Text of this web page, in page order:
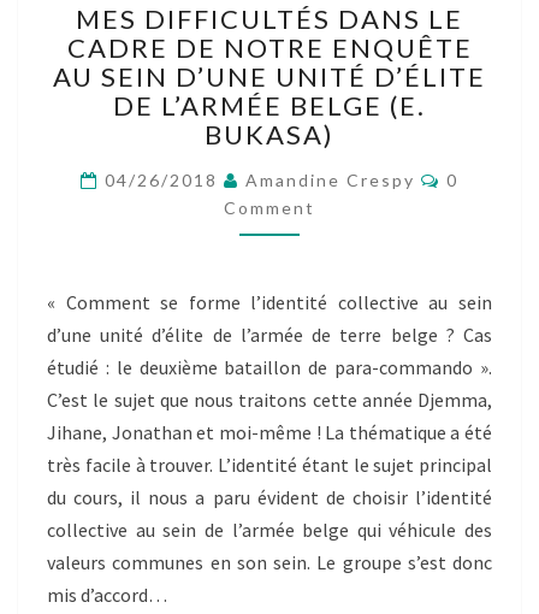
DIFFICULTÉS
DANS
LE
CADRE
DE
NOTRE
ENQUÊTE
AU
SEIN
D’ÉLITE
DE
L’ARMÉE
BELGE
BUKASA)
MES DIFFICULTÉS DANS LE
CADRE DE NOTRE ENQUÊTE
AU SEIN D’UNE UNITÉ D’ÉLITE
DE L’ARMÉE BELGE (E.
BUKASA)
04/26/2018 Amandine Crespy
0
Comment
« Comment se forme l’identité collective au sein
d’une unité d’élite de l’armée de terre belge ? Cas
étudié : le deuxième bataillon de para-commando ».
C’est le sujet que nous traitons cette année Djemma,
Jihane, Jonathan et moi-même ! La thématique a été
très facile à trouver. L’identité étant le sujet principal
du cours, il nous a paru évident de choisir l’identité
collective au sein de l’armée belge qui véhicule des
valeurs communes en son sein. Le groupe s’est donc
mis d’accord…